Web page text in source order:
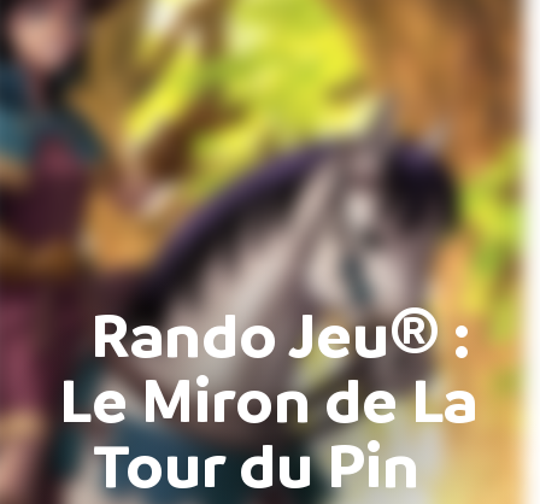
Rando Jeu® :
Le Miron de La
Tour du Pin